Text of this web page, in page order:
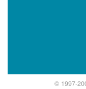
© 1997-